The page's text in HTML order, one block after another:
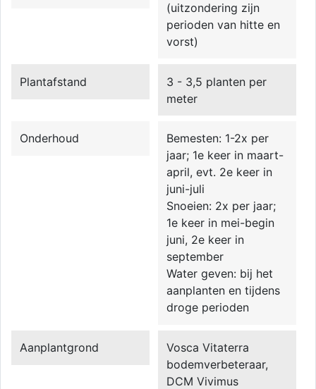
(uitzondering zijn
perioden van hitte en
vorst)
Plantafstand
3 - 3,5 planten per
meter
Onderhoud
Bemesten: 1-2x per
jaar; 1e keer in maart-
april, evt. 2e keer in
juni-juli
Snoeien: 2x per jaar;
1e keer in mei-begin
juni, 2e keer in
september
Water geven: bij het
aanplanten en tijdens
droge perioden
Aanplantgrond
Vosca Vitaterra
bodemverbeteraar,
DCM Vivimus